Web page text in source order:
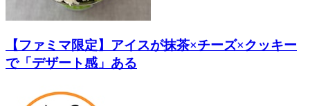
【ファミマ限定】アイスが抹茶×チーズ×クッキー
で「デザート感」ある